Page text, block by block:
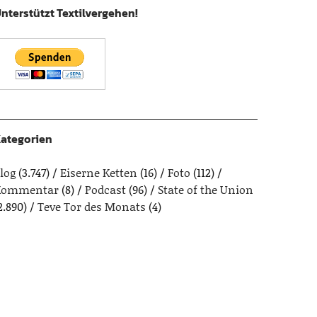
Textilvergehen!
(3.747) Eiserne Ketten (16) Foto (112)
(8) Podcast(96)
State of the Union
Teve Tor des Monats (4)